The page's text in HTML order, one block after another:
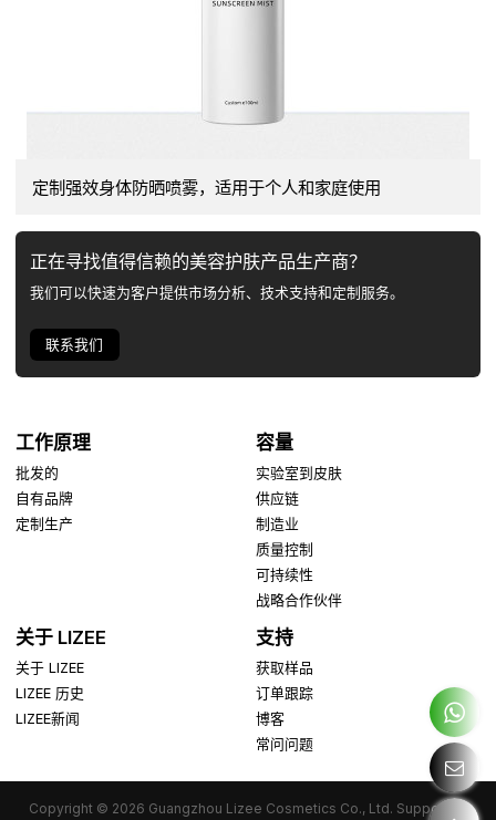
定制强效身体防晒喷雾，适用于个人和家庭使用
正在寻找值得信赖的美容护肤产品生产商？
我们可以快速为客户提供市场分析、技术支持和定制服务。
联系我们
工作原理
批发的
自有品牌
定制生产
容量
实验室到皮肤
供应链
制造业
质量控制
可持续性
战略合作伙伴
关于 LIZEE
关于 LIZEE
LIZEE 历史
LIZEE新闻
支持
获取样品
订单跟踪
博客
常问问题
Copyright © 2026 Guangzhou Lizee Cosmetics Co., Ltd. Support By